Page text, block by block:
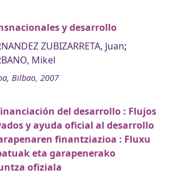
y desarrollo
ZUBIZARRETA, Juan;
Mikel
Bilbao, 2007
del desarrollo : Flujos
y ayuda oficial al desarrollo
finantziazioa : Fluxu
eta garapenerako
ofiziala